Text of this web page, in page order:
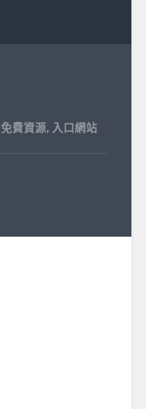
免費資源, 入口網站